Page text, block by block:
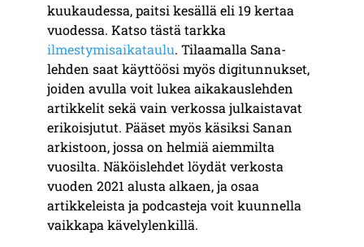
kuukaudessa, paitsi kesällä eli 19 kertaa
vuodessa. Katso tästä tarkka
ilmestymisaikataulu. Tilaamalla Sana-
lehden saat käyttöösi myös digitunnukset,
joiden avulla voit lukea aikakauslehden
artikkelit sekä vain verkossa julkaistavat
erikoisjutut. Pääset myös käsiksi Sanan
arkistoon, jossa on helmiä aiemmilta
vuosilta. Näköislehdet löydät verkosta
vuoden 2021 alusta alkaen, ja osaa
artikkeleista ja podcasteja voit kuunnella
vaikkapa kävelylenkillä.